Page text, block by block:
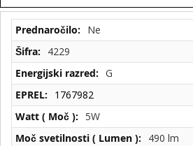
Tehnične
specifikacije
Ne
4229
G
1767982
5W
490 lm